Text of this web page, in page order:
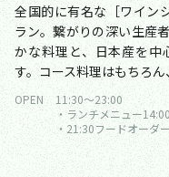
全国的に有名な［ワイン
ラン。繋がりの深い生産
かな料理と、日本産を中
す。コース料理はもちろん
OPEN
11:30〜23:00
・ランチメニュー
・21:30フードオーダ